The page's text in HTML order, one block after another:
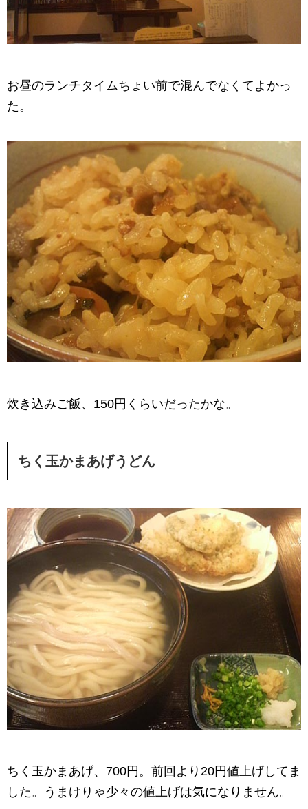
お昼のランチタイムちょい前で混んでなくてよかっ
た。
炊き込みご飯、150円くらいだったかな。
ちく玉かまあげうどん
ちく玉かまあげ、700円。前回より20円値上げしてま
した。うまけりゃ少々の値上げは気になりません。